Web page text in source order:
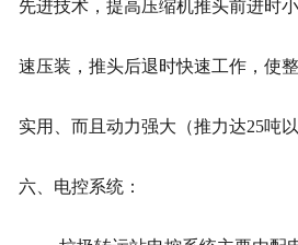
先进技术，提高压缩机推头前进时
速压装，推头后退时快速工作，使
实用、而且动力强大（推力达25吨以
六、电控系统：